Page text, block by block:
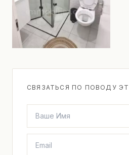
СВЯЗАТЬСЯ ПО ПОВОДУ